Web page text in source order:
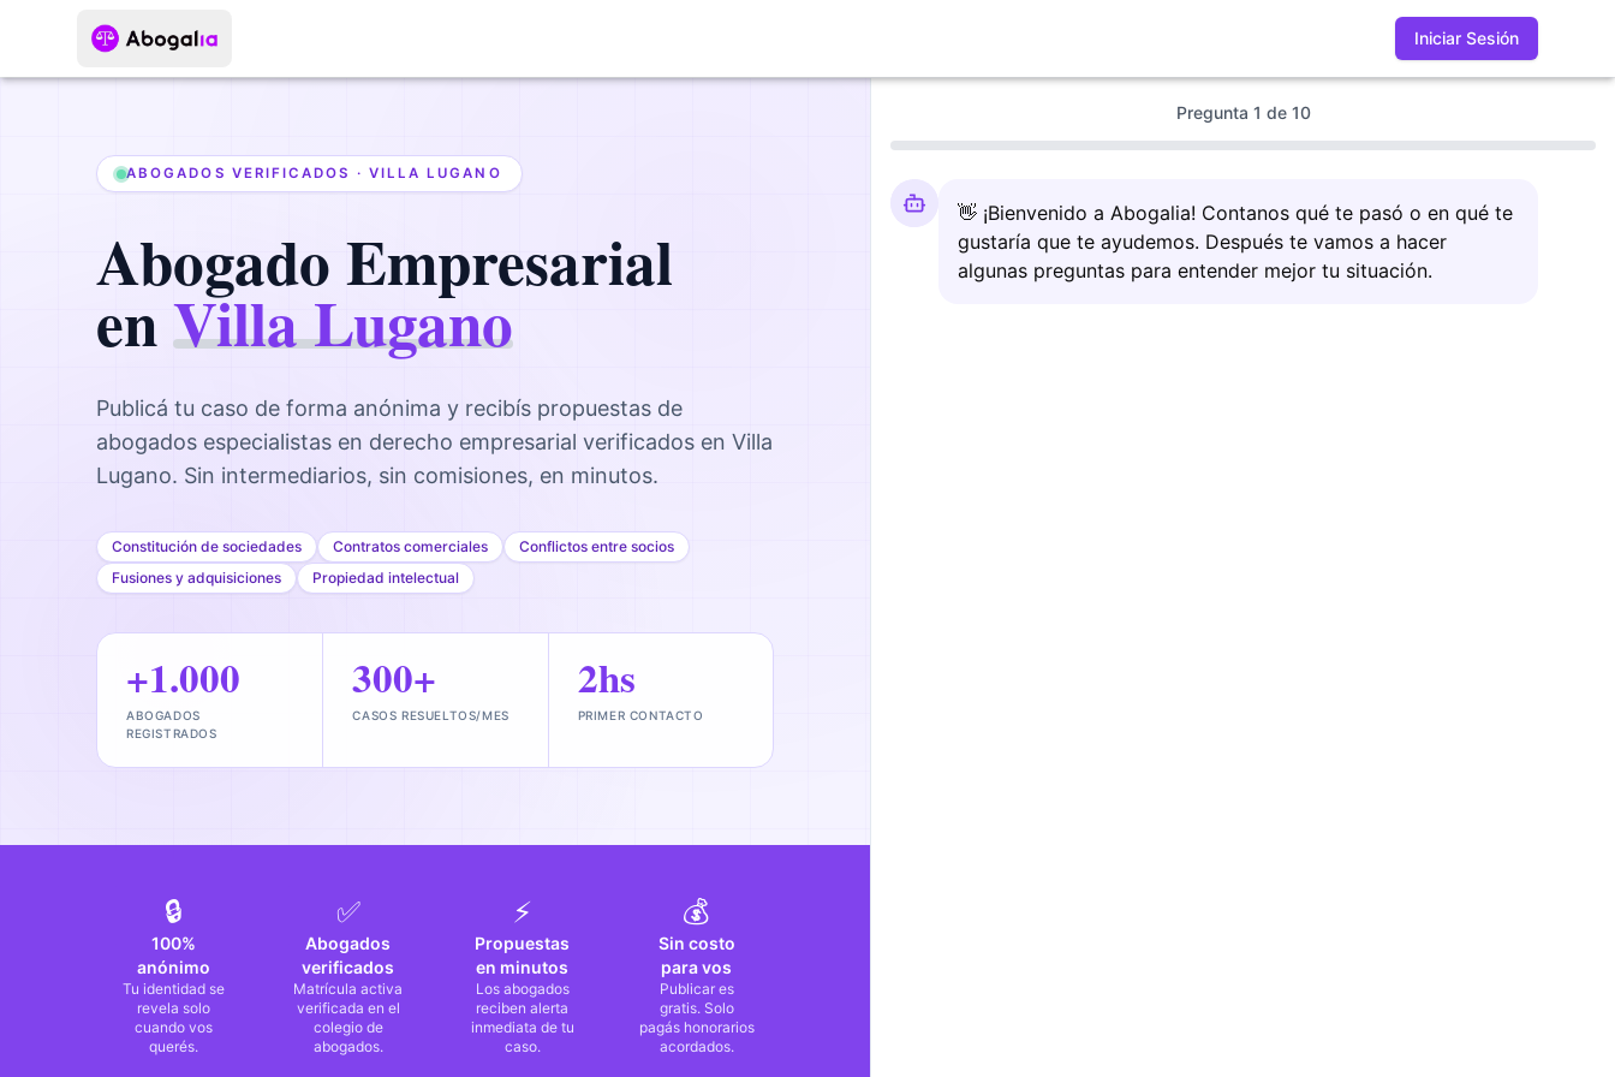
Iniciar Sesión
ABOGADOS VERIFICADOS · VILLA LUGANO
AbogadoEmpresarial
enVilla Lugano
Publicá tu caso de forma anónima y recibís propuestas de
abogados especialistas en derecho empresarial verificados en Villa
Lugano. Sin intermediarios, sin comisiones, en minutos.
Constitución de sociedades Contratos comerciales
Conflictos entre socios
Fusiones y adquisiciones
Propiedad intelectual
+1.000
ABOGADOS
REGISTRADOS
300+
CASOS RESUELTOS/MES
2hs
PRIMER CONTACTO
🔒
100%
anónimo
Tu identidad se
revela solo
cuando vos
querés.
✅
Abogados
verificados
Matrícula activa
verificada en el
colegio de
abogados.
⚡
Propuestas
en minutos
Los abogados
reciben alerta
inmediata de tu
caso.
💰
Sin costo
para vos
Publicar es
gratis. Solo
pagás honorarios
acordados.
Pregunta 1 de 10
👋 ¡Bienvenido a Abogalia! Contanos qué te pasó o en qué te
gustaría que te ayudemos. Después te vamos a hacer
algunas preguntas para entender mejor tu situación.